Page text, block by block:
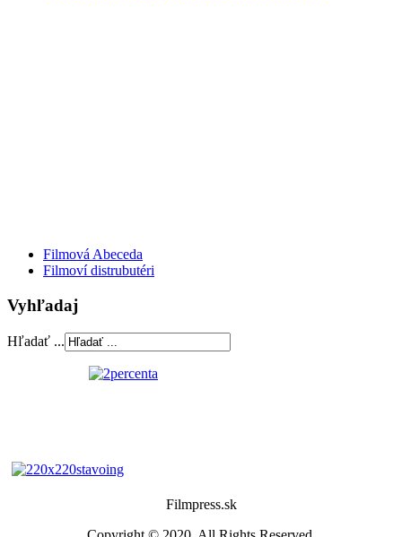
Filmová Abeceda
Filmoví distrubutéri
Vyhľadaj
Hľadať ...
Filmpress.sk